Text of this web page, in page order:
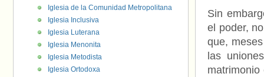
Sin
el poder,
que,
las
Iglesia de la Comunidad Metropolitana
Iglesia Inclusiva
Iglesia Luterana
Iglesia Menonita
Iglesia Metodista
Iglesia Ortodoxa